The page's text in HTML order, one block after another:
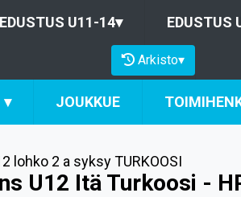
EDUSTUS U11-14▾ EDUSTUS
Arkisto▾
▾ JOUKKUE
lohko 2 a syksy TURKOOSI
U12 Itä Turkoosi -